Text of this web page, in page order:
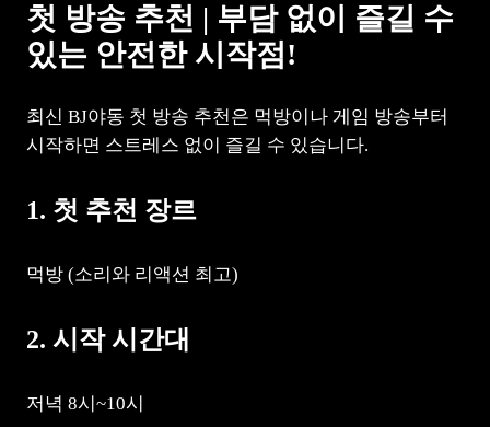
첫 방송 추천 | 부담 없이 즐길 수
있는 안전한 시작점!
최신 BJ야동 첫 방송 추천은 먹방이나 게임 방송부터
시작하면 스트레스 없이 즐길 수 있습니다.
1. 첫 추천 장르
먹방 (소리와 리액션 최고)
2. 시작 시간대
저녁 8시~10시